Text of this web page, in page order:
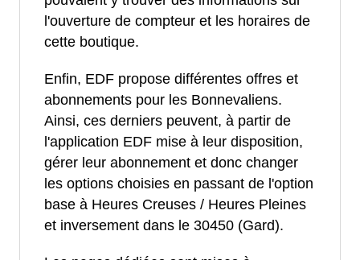
l'ouverture de compteur et les horaires de
cette boutique.
Enfin, EDF propose différentes offres et
abonnements pour les Bonnevaliens.
Ainsi, ces derniers peuvent, à partir de
l'application EDF mise à leur disposition,
gérer leur abonnement et donc changer
les options choisies en passant de l'option
base à Heures Creuses / Heures Pleines
et inversement dans le 30450 (Gard).